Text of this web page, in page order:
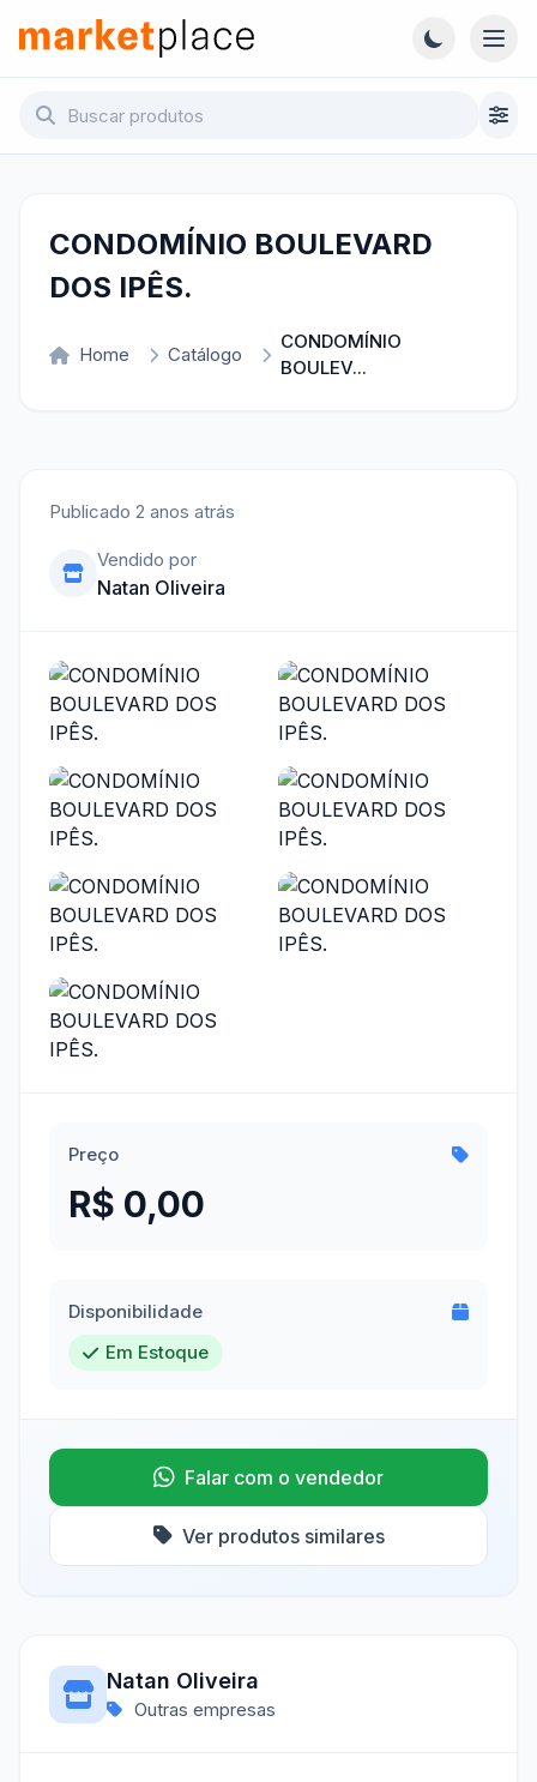
Pular para o conteúdo principal
Marketplace - Voltar para a página inicial
CONDOMÍNIO BOULEVARD
DOS IPÊS.
Home Catálogo
CONDOMÍNIO
BOULEV...
Publicado 2 anos atrás
Vendido por
Natan Oliveira
Preço
R$ 0,00
Disponibilidade
Em Estoque
Falar com o vendedor
Ver produtos similares
Natan Oliveira
Outras empresas